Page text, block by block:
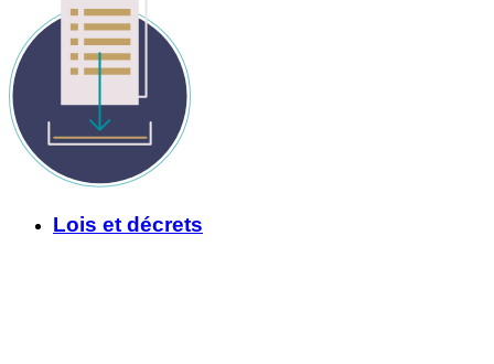
Lois et décrets